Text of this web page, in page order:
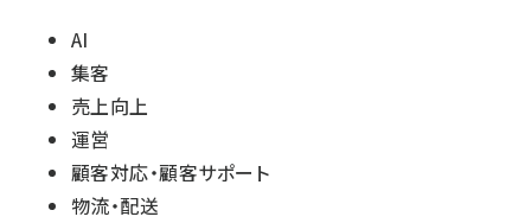
AI
集客
売上向上
運営
顧客対応・顧客サポート
物流・配送